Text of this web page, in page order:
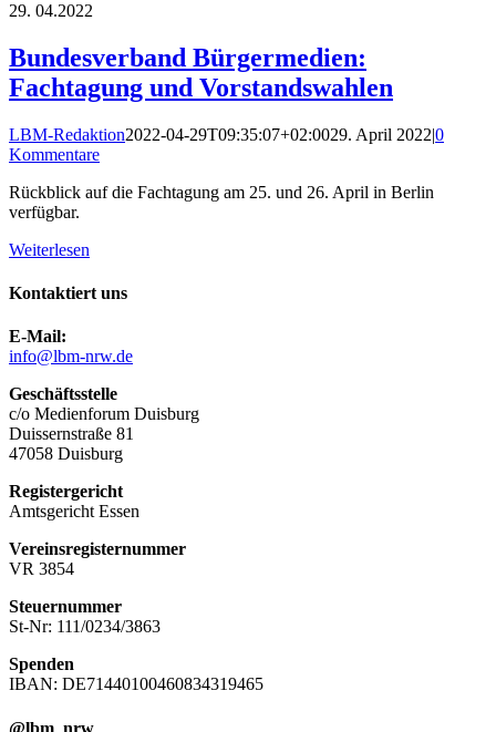
29. 04.2022
Bundesverband Bürgermedien:
Fachtagung und Vorstandswahlen
LBM-Redaktion2022-04-29T09:35:07+02:0029. April 2022|0
Kommentare
Rückblick auf die Fachtagung am 25. und 26. April in Berlin
verfügbar.
Weiterlesen
Kontaktiert uns
E-Mail:
info@lbm-nrw.de
Geschäftsstelle
c/o Medienforum Duisburg
Duissernstraße 81
47058 Duisburg
Registergericht
Amtsgericht Essen
Vereinsregisternummer
VR 3854
Steuernummer
St-Nr: 111/0234/3863
Spenden
IBAN: DE71440100460834319465
@lbm_nrw